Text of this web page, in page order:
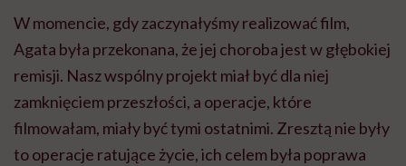
W momencie, gdy zaczynałyśmy realizować film,
Agata była przekonana, że jej choroba jest w głębokiej
remisji. Nasz wspólny projekt miał być dla niej
zamknięciem przeszłości, a operacje, które
filmowałam, miały być tymi ostatnimi. Zresztą nie były
to operacje ratujące życie, ich celem była poprawa